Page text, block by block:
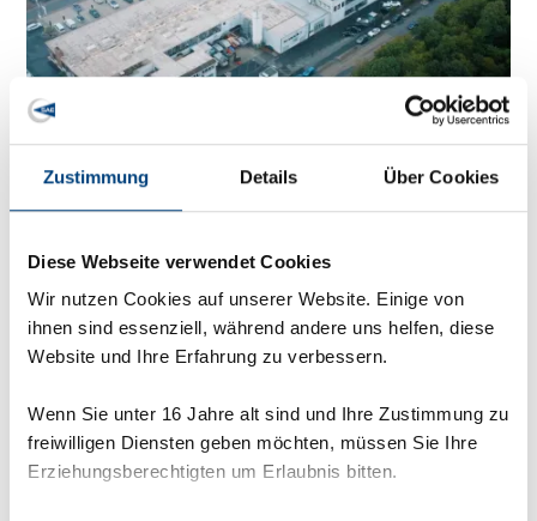
Zustimmung Details Über Cookies
Diese Webseite verwendet Cookies
Wir nutzen Cookies auf unserer Website. Einige von
ihnen sind essenziell, während andere uns helfen, diese
Website und Ihre Erfahrung zu verbessern.
Wenn Sie unter 16 Jahre alt sind und Ihre Zustimmung zu
freiwilligen Diensten geben möchten, müssen Sie Ihre
Erziehungsberechtigten um Erlaubnis bitten.